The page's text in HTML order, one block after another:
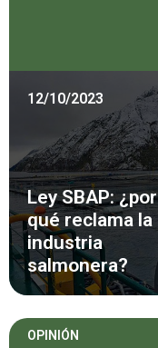
12/10/2023
Ley SBAP: ¿por
qué reclama la
industria
salmonera?
OPINIÓN